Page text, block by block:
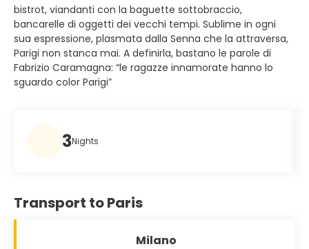
bistrot, viandanti con la baguette sottobraccio,
bancarelle di oggetti dei vecchi tempi. Sublime in ogni
sua espressione, plasmata dalla Senna che la attraversa,
Parigi non stanca mai. A definirla, bastano le parole di
Fabrizio Caramagna: “le ragazze innamorate hanno lo
sguardo color Parigi”
3Nights
Transport to Paris
Milano